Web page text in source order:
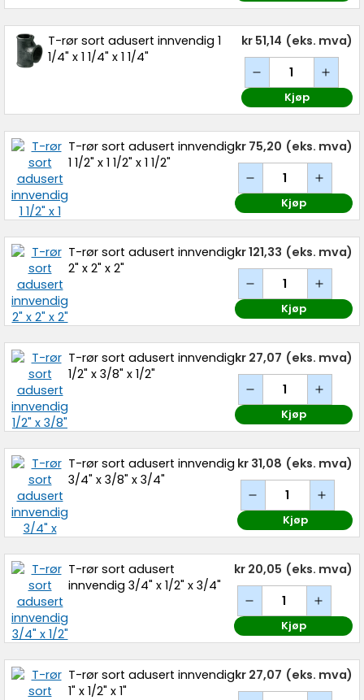
T-rør sort adusert innvendig 1
1/4" x 1 1/4" x 1 1/4"
kr 51,14 (eks. mva)
Kjøp
T-rør sort adusert innvendig
1 1/2" x 1 1/2" x 1 1/2"
kr 75,20 (eks. mva)
Kjøp
T-rør sort adusert innvendig
2" x 2" x 2"
kr 121,33 (eks. mva)
Kjøp
T-rør sort adusert innvendig
1/2" x 3/8" x 1/2"
kr 27,07 (eks. mva)
Kjøp
T-rør sort adusert innvendig
3/4" x 3/8" x 3/4"
kr 31,08 (eks. mva)
Kjøp
T-rør sort adusert
innvendig 3/4" x 1/2" x 3/4"
kr 20,05 (eks. mva)
Kjøp
T-rør sort adusert innvendig
1" x 1/2" x 1"
kr 27,07 (eks. mva)